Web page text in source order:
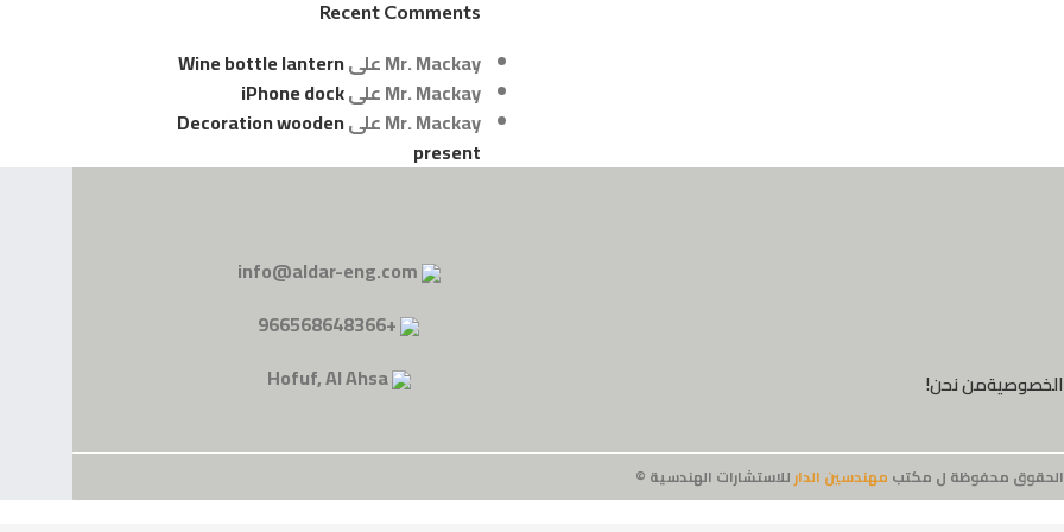
Recent Comments
Mr. MackayعلىWine bottle lantern
Mr. MackayعلىiPhone dock
Mr. MackayعلىDecoration wooden
present
من نحن!
+966568648366
Hofuf, Al Ahsa
محفوظة ل مكتب مهندسين الدارللاستشارات الهندسية ©